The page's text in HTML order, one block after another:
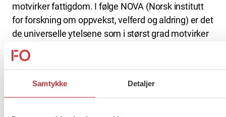
Samtykke Detaljer
motvirker fattigdom. I følge NOVA (Norsk institutt
for forskning om oppvekst, velferd og aldring) er det
de universelle ytelsene som i størst grad motvirker
fattigdom, og som oppleves som mindre
stigmatiserende av barna selv. Dette forutsetter
prisnivået ellers i samfunnet. Dette har ikke skjedd.